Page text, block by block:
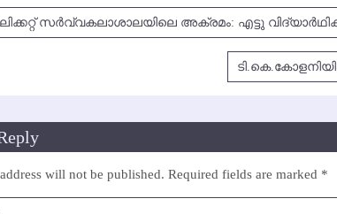
സര്‍വ്വകലാശാലയിലെ അക്രമം: എട്ടു
will not be published. Required fields are marked *